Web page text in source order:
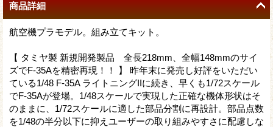
商品詳細
航空機プラモデル。組み立てキット。
【 タミヤ製 新規開発製品 全長218mm、全幅148mmのサイ
ズでF-35Aを精密再現！！ 】 昨年末に発売し好評をいただい
ている1/48 F-35A ライトニングIIに続き、早くも1/72スケール
でF-35Aが登場。1/48スケールで実現した正確な機体形状はそ
のままに、1/72スケールに適した部品分割に再設計。部品点数
を1/48の半分以下に抑えユーザーの取り組みやすさに配慮しな